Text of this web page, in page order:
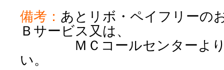
備考： あとリボ・ペイフリーの
Ｂサービス又は、
ＭＣコールセンターより
い。